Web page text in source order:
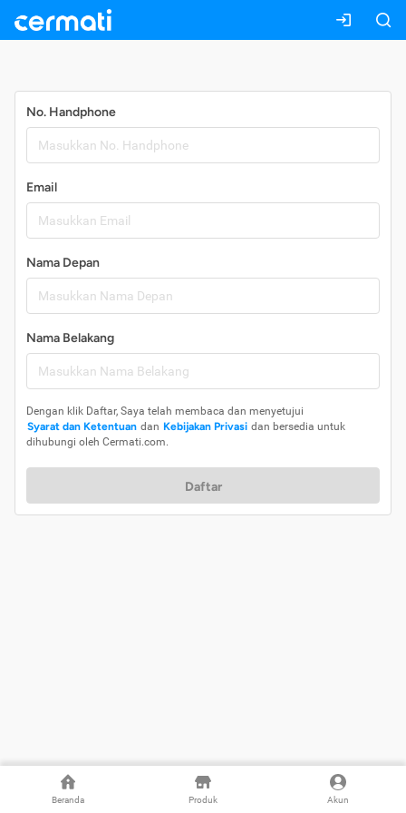
Beranda Produk Akun
No. Handphone
Email
Nama Depan
Nama Belakang
Dengan klik Daftar, Saya telah membaca dan menyetujui
Syarat dan Ketentuan dan Kebijakan Privasi dan bersedia untuk
dihubungi oleh Cermati.com.
Daftar